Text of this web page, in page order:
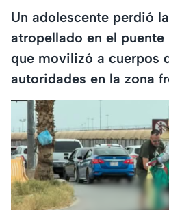
Un adolescente perdió
atropellado en el puente
que movilizó a cuerpos
autoridades en la zona